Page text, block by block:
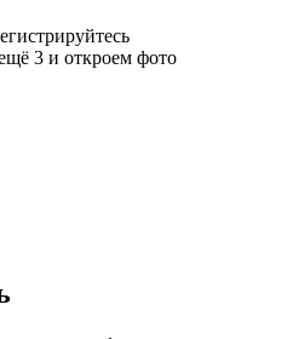
3 и откроем фото